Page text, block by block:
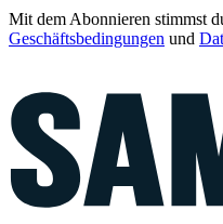
Mit dem Abonnieren stimmst
Geschäftsbedingungen und